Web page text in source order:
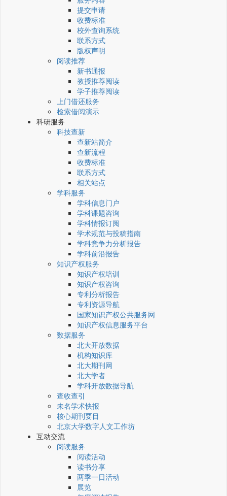
提交申请
收费标准
校外查询系统
联系方式
版权声明
阅读推荐
新书通报
教授推荐阅读
学子推荐阅读
上门借还服务
检索借阅演示
科研服务
科技查新
查新站简介
查新流程
收费标准
联系方式
相关站点
学科服务
学科信息门户
学科课题咨询
学科情报订阅
学术规范与投稿指南
学科竞争力分析报告
学科前沿报告
知识产权服务
知识产权培训
知识产权咨询
专利分析报告
专利资源导航
国家知识产权公共服务网
知识产权信息服务平台
数据服务
北大开放数据
机构知识库
北大期刊网
北大学者
学科开放数据导航
查收查引
未名学术快报
核心期刊要目
北京大学数字人文工作坊
互动交流
阅读服务
阅读活动
读书分享
两季一日活动
展览